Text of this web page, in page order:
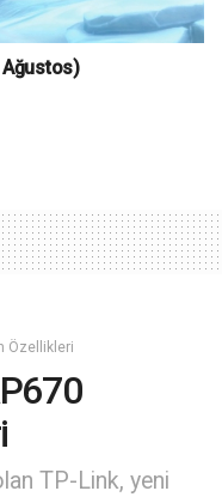
Ağustos)
Özellikleri
TP-Link, yeni